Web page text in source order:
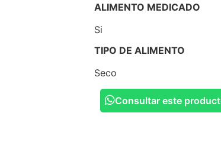
ALIMENTO MEDICADO
Si
TIPO DE ALIMENTO
Seco
Consultar este